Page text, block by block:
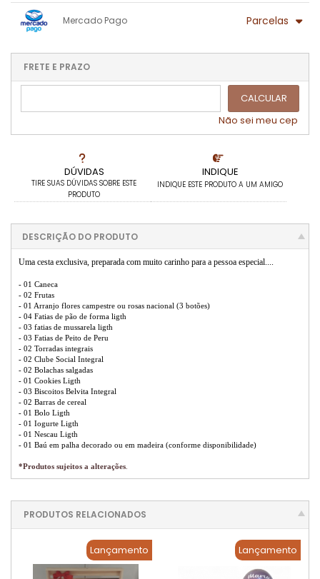
DÚVIDAS
TIRE SUAS DÚVIDAS SOBRE ESTE
PRODUTO
INDIQUE
INDIQUE ESTE PRODUTO A UM AMIGO
.
Mercado Pago Parcelas
2x com juros de R$ 148,46
3x com juros de R$ 101,28
...
FRETE E PRAZO
CALCULAR
Não sei meu cep
DESCRIÇÃO DO PRODUTO
Uma cesta exclusiva, preparada com muito carinho para a pessoa especial....
- 01 Caneca
- 02 Frutas
- 01 Arranjo flores campestre ou rosas nacional (3 botões)
- 04 Fatias de pão de forma ligth
- 03 fatias de mussarela ligth
- 03 Fatias de Peito de Peru
- 02 Torradas integrais
- 02 Clube Social Integral
- 02 Bolachas salgadas
- 01 Cookies Ligth
- 03 Biscoitos Belvita Integral
- 02 Barras de cereal
- 01 Bolo Ligth
- 01 Iogurte Ligth
- 01 Nescau Ligth
- 01 Baú em palha decorado ou em madeira (conforme disponibilidade)
*Produtos sujeitos a alterações
PRODUTOS RELACIONADOS
Lançamento Lançamento